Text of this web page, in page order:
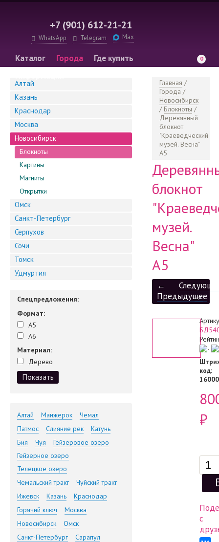
+7 (901) 612-21-21
WhatsApp Telegram Max
Каталог Города
Где купить
0
Алтай
Казань
Краснодар
Москва
Новосибирск
Блокноты
Картины
Магниты
Открытки
Омск
Санкт-Петербург
Серпухов
Сочи
Томск
Удмуртия
Спецпредложения:
Формат:
А5
А6
Материал:
Дерево
Алтай Манжерок
Чемал
Патмос
Слияние рек
Катунь
Бия
Чуя
Гейзеровое озеро
Гейзерное озеро
Телецкое озеро
Чемальский тракт
Чуйский тракт
Ижевск
Казань
Краснодар
Горячий ключ
Москва
Новосибирск
Омск
Санкт-Петербург
Сарапул
Главная /
Города /
Новосибирск
/ Блокноты /
Деревянный
блокнот
"Краеведческий
музей. Весна"
А5
блокнот
музей.
Весна"
А5
←
Предыдущее
→
код:
₽
с